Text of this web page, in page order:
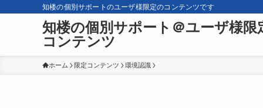
知楼の個別サポートのユーザ様限定のコンテンツです
知楼の個別サポート＠ユーザ様限
コンテンツ
ホーム 限定コンテンツ 環境認識